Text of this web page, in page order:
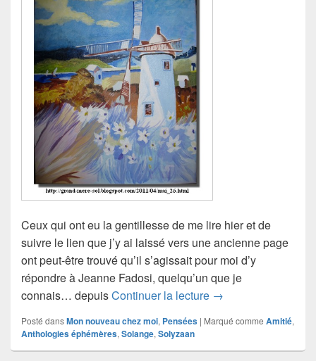
Ceux qui ont eu la gentillesse de me lire hier et de
suivre le lien que j’y ai laissé vers une ancienne page
ont peut-être trouvé qu’il s’agissait pour moi d’y
répondre à Jeanne Fadosi, quelqu’un que je
connais… depuisContinuer la lecture Échanges et
→
Posté dansMon nouveau chez moi, Pensées | Marqué comme Amitié,
Anthologies éphémères, Solange, Solyzaan